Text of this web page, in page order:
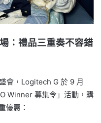
：禮品三重奏不容錯
會，Logitech G 於 9 月
Winner 募集令」活動，購
優惠：